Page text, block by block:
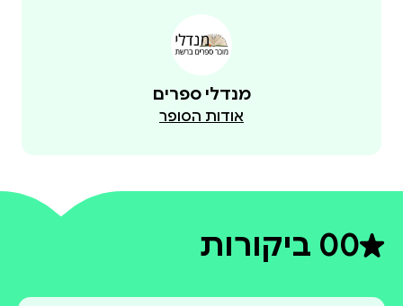
מנדלי ספרים
אודות הסופר
0דירוג ממוצע 0 מתוך 5
0 ביקורות